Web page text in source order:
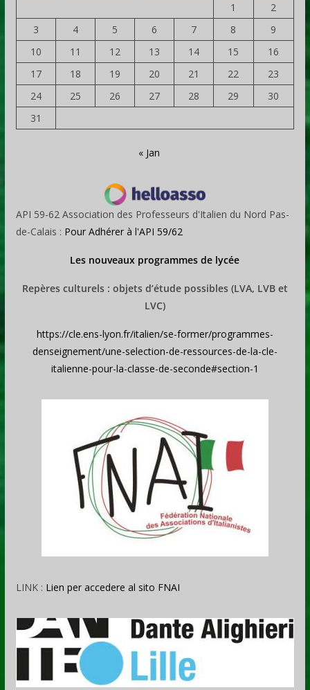
1
2
3
4 5 6 7 8
9
10
11 12 13 14 15
16
17
18 19 20 21 22
23
24
25 26 27 28 29
30
31
« Jan
API 59-62 Association des Professeurs d'Italien du Nord Pas-
de-Calais : Pour Adhérer à l'API 59/62
Les nouveaux programmes de lycée
Repères culturels : objets d’étude possibles (LVA, LVB et
LVC)
https://cle.ens-lyon.fr/italien/se-former/programmes-
denseignement/une-selection-de-ressources-de-la-cle-
italienne-pour-la-classe-de-seconde#section-1
LINK : Lien per accedere al sito FNAI